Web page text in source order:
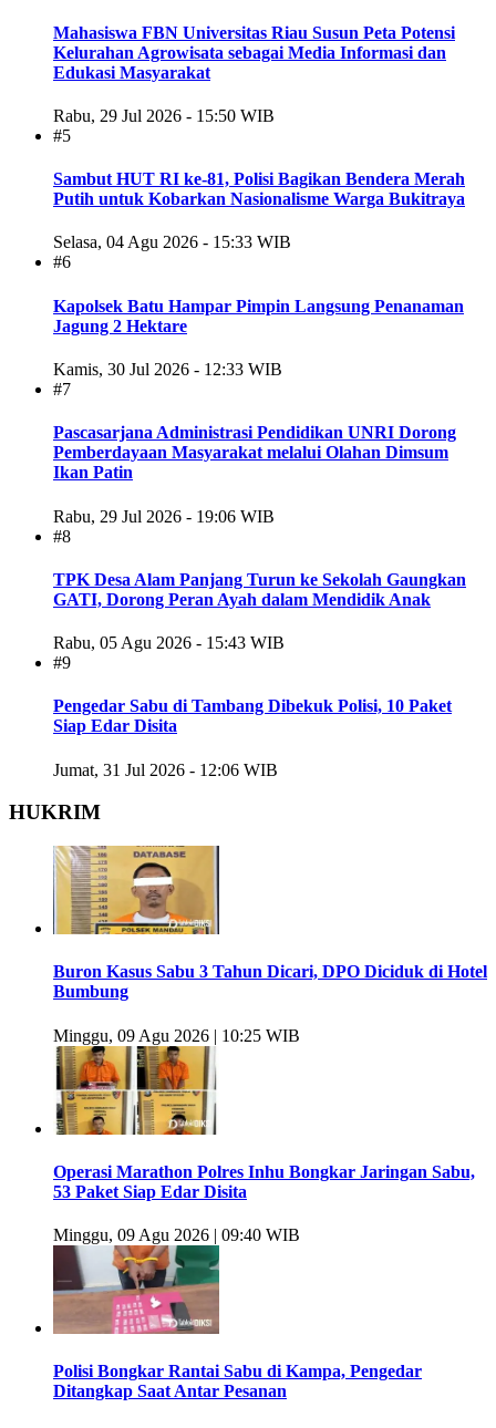
Mahasiswa FBN Universitas Riau Susun Peta Potensi
Kelurahan Agrowisata sebagai Media Informasi dan
Edukasi Masyarakat
Rabu, 29 Jul 2026 - 15:50 WIB
#5
Sambut HUT RI ke-81, Polisi Bagikan Bendera Merah
Putih untuk Kobarkan Nasionalisme Warga Bukitraya
Selasa, 04 Agu 2026 - 15:33 WIB
#6
Kapolsek Batu Hampar Pimpin Langsung Penanaman
Jagung 2 Hektare
Kamis, 30 Jul 2026 - 12:33 WIB
#7
Pascasarjana Administrasi Pendidikan UNRI Dorong
Pemberdayaan Masyarakat melalui Olahan Dimsum
Ikan Patin
Rabu, 29 Jul 2026 - 19:06 WIB
#8
TPK Desa Alam Panjang Turun ke Sekolah Gaungkan
GATI, Dorong Peran Ayah dalam Mendidik Anak
Rabu, 05 Agu 2026 - 15:43 WIB
#9
Pengedar Sabu di Tambang Dibekuk Polisi, 10 Paket
Siap Edar Disita
Jumat, 31 Jul 2026 - 12:06 WIB
HUKRIM
Buron Kasus Sabu 3 Tahun Dicari, DPO Diciduk di Hotel
Bumbung
Minggu, 09 Agu 2026 | 10:25 WIB
Operasi Marathon Polres Inhu Bongkar Jaringan Sabu,
53 Paket Siap Edar Disita
Minggu, 09 Agu 2026 | 09:40 WIB
Polisi Bongkar Rantai Sabu di Kampa, Pengedar
Ditangkap Saat Antar Pesanan